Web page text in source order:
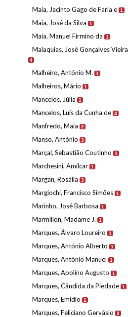
Maia, Jacinto Gago de Faria e 1
Maia, José da Silva 1
Maia, Manuel Firmino da 1
Malaquias, José Gonçalves Vieira
4
Malheiro, António M. 1
Malheiros, Mário 1
Mancelos, Júlia 1
Mancelos, Luís da Cunha de 4
Manfredo, Maia 2
Manso, António 3
Marçal, Sebastião Coutinho 1
Marchesini, Amílcar 1
Margan, Rosália 3
Margiochi, Francisco Simões 1
Marinho, José Barbosa 1
Marmillon, Madame J. 1
Marques, Álvaro Loureiro 1
Marques, António Alberto 1
Marques, António Manuel 1
Marques, Apolino Augusto 1
Marques, Cândida da Piedade 1
Marques, Emídio 1
Marques, Feliciano Gervásio 2